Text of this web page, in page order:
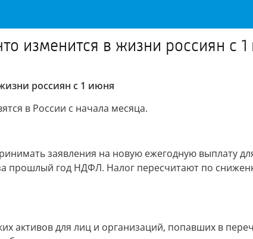
изменится в жизни россиян с
россиян с 1 июня
в России с начала месяца.
заявления на новую ежегодную выплату
прошлый год НДФЛ. Налог пересчитают по
активов для лиц и организаций, попавших в